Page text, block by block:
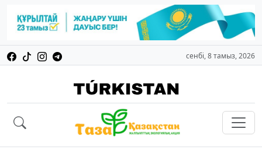
сенбі, 8 тамыз, 2026